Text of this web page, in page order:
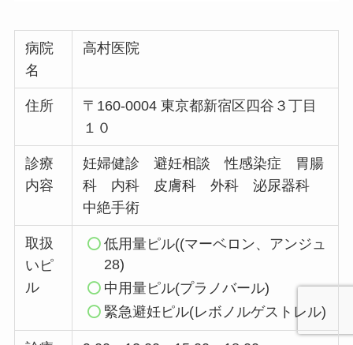
病院
名
高村医院
住所
〒160-0004 東京都新宿区四谷３丁目
１０
診療
内容
妊婦健診 避妊相談 性感染症 胃腸
科 内科 皮膚科 外科 泌尿器科
中絶手術
取扱
いピ
ル
低用量ピル((マーベロン、アンジュ
28)
中用量ピル(プラノバール)
緊急避妊ピル(レボノルゲストレル)